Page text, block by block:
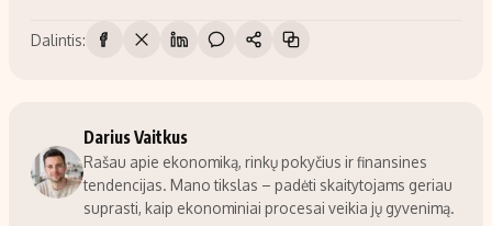
Dalintis:
Darius Vaitkus
Rašau apie ekonomiką, rinkų pokyčius ir finansines
tendencijas. Mano tikslas – padėti skaitytojams geriau
suprasti, kaip ekonominiai procesai veikia jų gyvenimą.